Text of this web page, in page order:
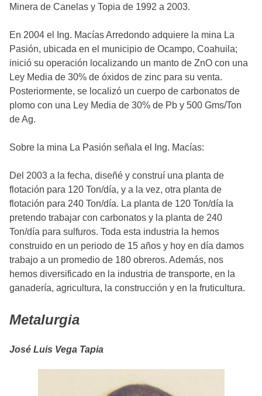
Minera de Canelas y Topia de 1992 a 2003.
En 2004 el Ing. Macías Arredondo adquiere la mina La
Pasión, ubicada en el municipio de Ocampo, Coahuila;
inició su operación localizando un manto de ZnO con una
Ley Media de 30% de óxidos de zinc para su venta.
Posteriormente, se localizó un cuerpo de carbonatos de
plomo con una Ley Media de 30% de Pb y 500 Gms/Ton
de Ag.
Sobre la mina La Pasión señala el Ing. Macías:
Del 2003 a la fecha, diseñé y construí una planta de
flotación para 120 Ton/día, y a la vez, otra planta de
flotación para 240 Ton/día. La planta de 120 Ton/día la
pretendo trabajar con carbonatos y la planta de 240
Ton/día para sulfuros. Toda esta industria la hemos
construido en un periodo de 15 años y hoy en día damos
trabajo a un promedio de 180 obreros. Además, nos
hemos diversificado en la industria de transporte, en la
ganadería, agricultura, la construcción y en la fruticultura.
Metalurgia
José Luis Vega Tapia